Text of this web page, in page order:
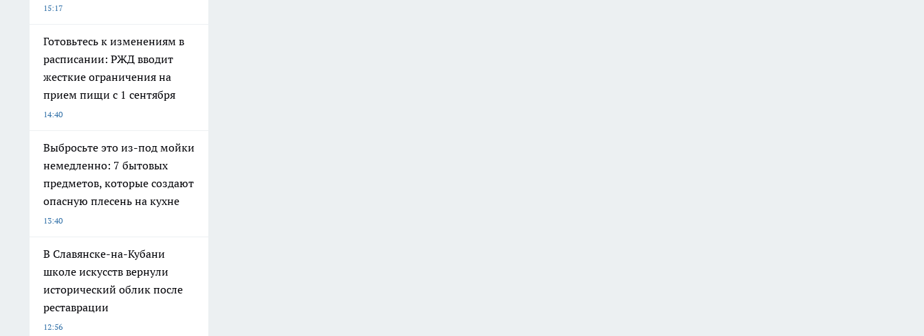
15:17
Готовьтесь к изменениям в
расписании: РЖД вводит
жесткие ограничения на
прием пищи с 1 сентября
14:40
Выбросьте это из-под мойки
немедленно: 7 бытовых
предметов, которые создают
опасную плесень на кухне
13:40
В Славянске-на-Кубани
школе искусств вернули
исторический облик после
реставрации
12:56